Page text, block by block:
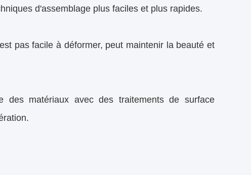
d'assemblage plus faciles et plus rapides.
pas facile à déformer, peut maintenir la beauté et
des matériaux avec des traitements de surface